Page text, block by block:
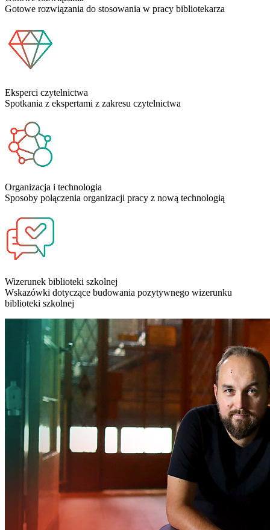
Gotowe rozwiązania do stosowania w pracy bibliotekarza
Eksperci czytelnictwa
Spotkania z ekspertami z zakresu czytelnictwa
Organizacja i technologia
Sposoby połączenia organizacji pracy z nową technologią
Wizerunek biblioteki szkolnej
Wskazówki dotyczące budowania pozytywnego wizerunku
biblioteki szkolnej